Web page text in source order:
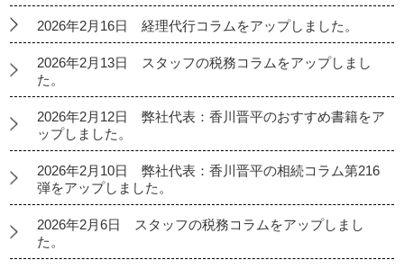
2026年2月16日 経理代行コラムをアップしました。
2026年2月13日 スタッフの税務コラムをアップしまし
た。
2026年2月12日 弊社代表：香川晋平のおすすめ書籍をア
ップしました。
2026年2月10日 弊社代表：香川晋平の相続コラム第216
弾をアップしました。
2026年2月6日 スタッフの税務コラムをアップしまし
た。